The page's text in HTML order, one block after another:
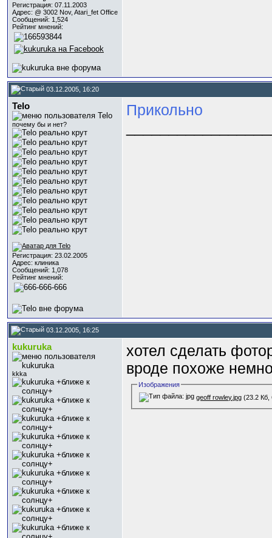
Регистрация: 07.11.2003
Адрес: @ 3002 Nov, Atari_fet Office
Сообщений: 1,524
Рейтинг мнений:
03.12.2005, 16:20
Telo
почему бы и нет?
Регистрация: 23.02.2005
Адрес: клиника
Сообщений: 1,078
Рейтинг мнений:
Прикольно
03.12.2005, 16:25
kukuruka
kkka
хотел сделать
вроде похоже
Изображения
geoff rowley.jpg (23.2 Кб,